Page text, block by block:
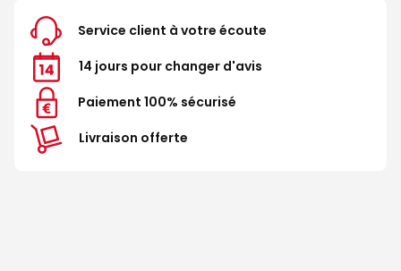
Service client à votre écoute
14 jours pour changer d'avis
Paiement 100% sécurisé
Livraison offerte